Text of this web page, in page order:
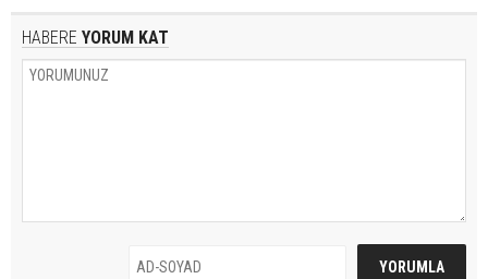
HABERE YORUM KAT